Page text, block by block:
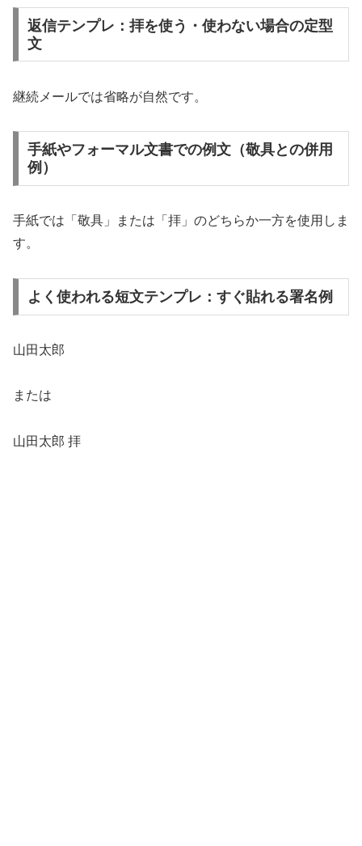
返信テンプレ：拝を使う・使わない場合の定型
文
継続メールでは省略が自然です。
手紙やフォーマル文書での例文（敬具との併用
例）
手紙では「敬具」または「拝」のどちらか一方を使用しま
す。
よく使われる短文テンプレ：すぐ貼れる署名例
山田太郎
または
山田太郎 拝